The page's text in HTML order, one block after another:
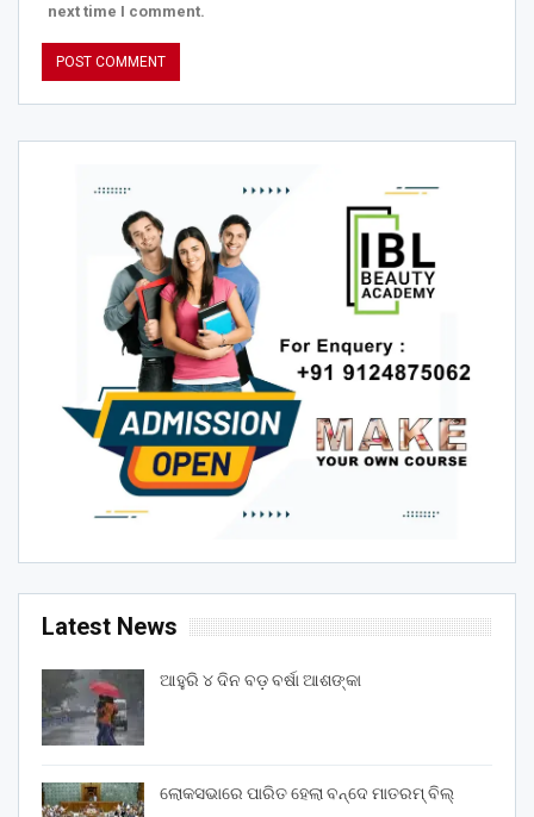
next time I comment.
Latest News
ଆହୁରି ୪ ଦିନ ବଡ଼ ବର୍ଷା ଆଶଙ୍କା
ଲୋକସଭାରେ ପାରିତ ହେଲା ବନ୍ଦେ ମାତରମ୍‌ ବିଲ୍‌